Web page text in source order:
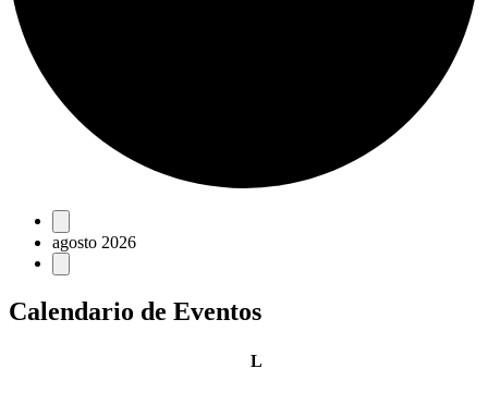
Eventos
agosto 2026
Calendario de Eventos
Llunes